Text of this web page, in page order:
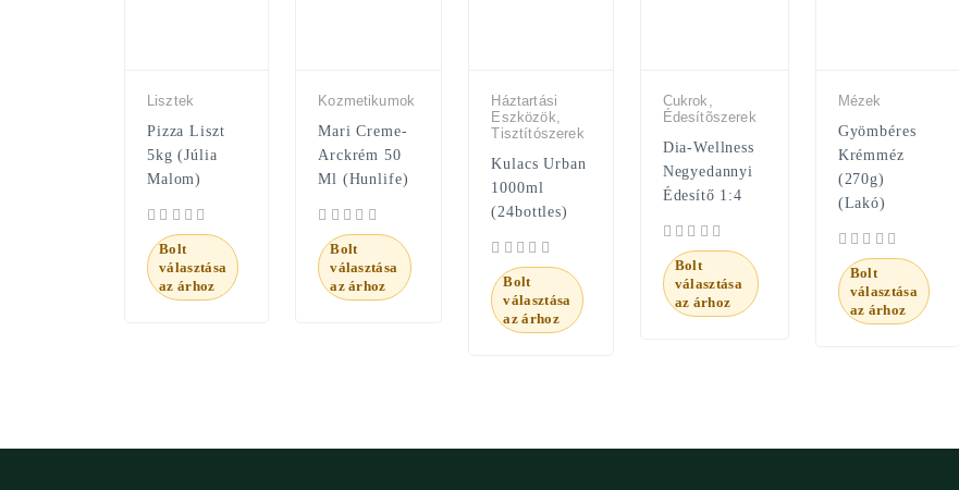
Lisztek
Pizza Liszt
5kg (Júlia
Malom)
Bolt
választása
az árhoz
Kozmetikumok
Mari Creme-
Arckrém 50
Ml (Hunlife)
Bolt
választása
az árhoz
Háztartási
Eszközök,
Tisztítószerek
Kulacs Urban
1000ml
(24bottles)
Bolt
választása
az árhoz
Cukrok,
Édesítõszerek
Dia-Wellness
Negyedannyi
Édesítő 1:4
Bolt
választása
az árhoz
Mézek
Gyömbéres
Krémméz
(270g)
(Lakó)
Bolt
választása
az árhoz